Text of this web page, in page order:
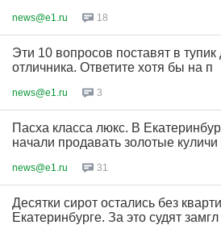
news@e1.ru 18
Эти 10 вопросов поставят в
отличника. Ответите хотя бы на п
news@e1.ru 3
Пасха класса люкс. В
начали продавать золотые куличи
news@e1.ru 31
Десятки сирот остались без
Екатеринбурге. За это судят замгл